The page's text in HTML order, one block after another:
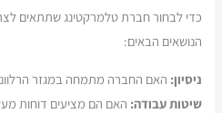
כדי לבחור חברת טלמרקטינג שתתאים
הנושאים הבאים:
ניסיון: האם החברה מתמחה במגזר
שיטות עבודה: האם הם מציעים דוחות